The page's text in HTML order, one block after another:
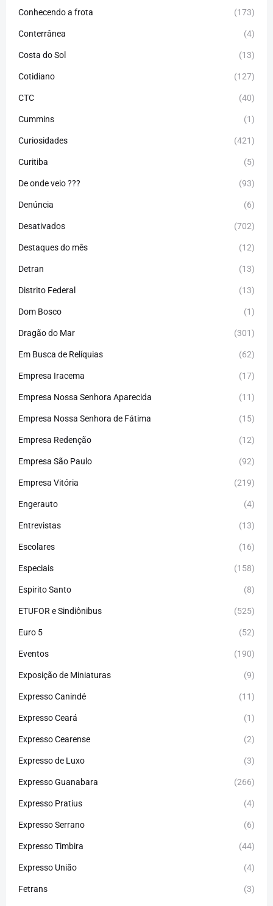
Conhecendo a frota (173)
Conterrânea (4)
Costa do Sol (13)
Cotidiano (127)
CTC (40)
Cummins (1)
Curiosidades (421)
Curitiba (5)
De onde veio ??? (93)
Denúncia (6)
Desativados (702)
Destaques do mês (12)
Detran (13)
Distrito Federal (13)
Dom Bosco (1)
Dragão do Mar (301)
Em Busca de Relíquias (62)
Empresa Iracema (17)
Empresa Nossa Senhora Aparecida (11)
Empresa Nossa Senhora de Fátima (15)
Empresa Redenção (12)
Empresa São Paulo (92)
Empresa Vitória (219)
Engerauto (4)
Entrevistas (13)
Escolares (16)
Especiais (158)
Espirito Santo (8)
ETUFOR e Sindiônibus (525)
Euro 5 (52)
Eventos (190)
Exposição de Miniaturas (9)
Expresso Canindé (11)
Expresso Ceará (1)
Expresso Cearense (2)
Expresso de Luxo (3)
Expresso Guanabara (266)
Expresso Pratius (4)
Expresso Serrano (6)
Expresso Timbira (44)
Expresso União (4)
Fetrans (3)